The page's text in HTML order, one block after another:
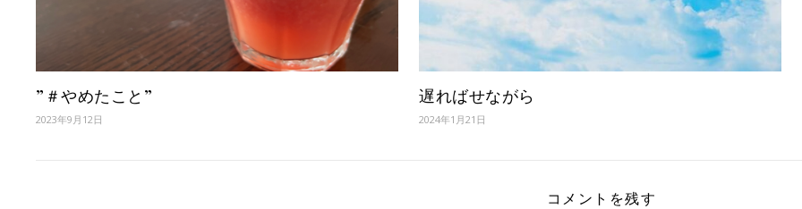
”＃やめたこと”
2023年9月12日
遅ればせながら
2024年1月21日
コメントを残す